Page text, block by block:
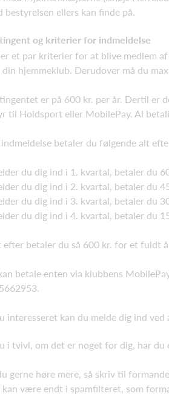
bestyrelsen ellers kan finde på.
og kriterier for indmeldelse
et par kriterier for at blive medlem
din hjemmeklub. Derudover må du
er på 600 kr. per år. Dertil er
til Holdsport eller MobilePay. Al
betaler du følgende alt
du dig ind i 1. kvartal, betaler du
du dig ind i 2. kvartal, betaler du
du dig ind i 3. kvartal, betaler du
du dig ind i 4. kvartal, betaler du
efter betaler du så 600 kr. for et fuldt
betale enten via klubbens
interesseret kan du melde dig ind ved
i tvivl, om det er noget for dig, har
gerne høre mere, så skriv til
kan være endt i spamfilteret, som